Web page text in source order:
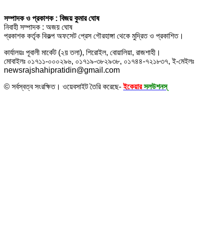
সম্পাদক ও প্রকাশক : বিজয় কুমার ঘোষ
নিবাহী সম্পাদক : অজয় ঘোষ
প্রকাশক কর্তৃক বিকল্প অফসেট প্রেস গৌরহাঙ্গা থেকে মুদ্রিত ও প্রকাশিত।
কার্যালয়ঃ পূবালী মার্কেট (২য় তলা), শিরোইল, বোয়ালিয়া, রাজশাহী।
মোবাইলঃ ০১৭১১-০০০২৯৬, ০১৭১৯-৩৮২৯৩৮, ০১৭৪৪-৭২১৮৩৭, ই-মেইলঃ
newsrajshahipratidin@gmail.com
© সর্বস্বত্ব সংরক্ষিত। ওয়েবসাইট তৈরি করেছে-ইকেয়ার সলউশনস্